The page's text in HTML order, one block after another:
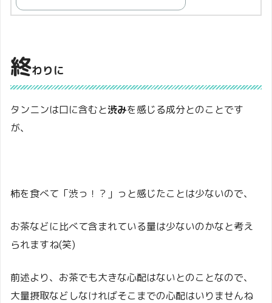
終わりに
タンニンは口に含むと渋みを感じる成分とのことです
が、
柿を食べて「渋っ！？」っと感じたことは少ないので、
お茶などに比べて含まれている量は少ないのかなと考え
られますね(笑)
前述より、お茶でも大きな心配はないとのことなので、
大量摂取などしなければそこまでの心配はいりませんね